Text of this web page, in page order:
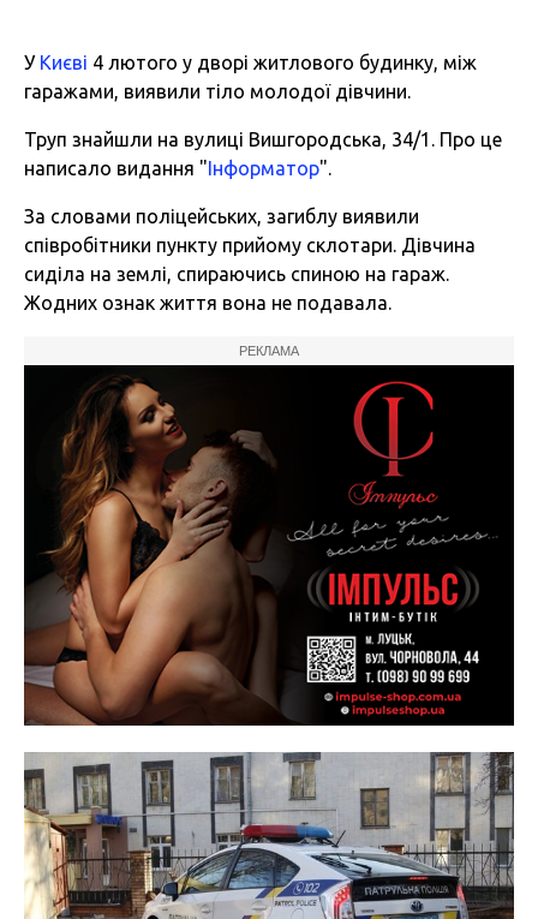
У Києві 4 лютого у дворі житлового будинку, між
гаражами, виявили тіло молодої дівчини.
Труп знайшли на вулиці Вишгородська, 34/1. Про це
написало видання " Інформатор".
За словами поліцейських, загиблу виявили
співробітники пункту прийому склотари. Дівчина
сиділа на землі, спираючись спиною на гараж.
Жодних ознак життя вона не подавала.
РЕКЛАМА